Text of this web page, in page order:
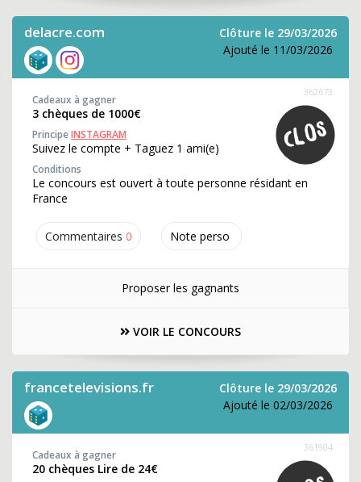
delacre.com
Clôture le 29/03/2026
Ajouté le 11/03/2026
Commentaires 0 Note perso
362673
Cadeaux à gagner
3 chèques de 1000€
PrincipeINSTAGRAM
Suivez le compte + Taguez 1 ami(e)
Conditions
Le concours est ouvert à toute personne résidant en
France
Proposer les gagnants
VOIR LE CONCOURS
francetelevisions.fr
Clôture le 29/03/2026
Ajouté le 02/03/2026
361904
Cadeaux à gagner
20 chèques Lire de 24€